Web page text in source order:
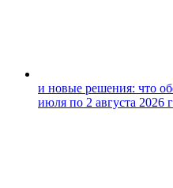
и новые решения: что
июля по 2 августа 2026